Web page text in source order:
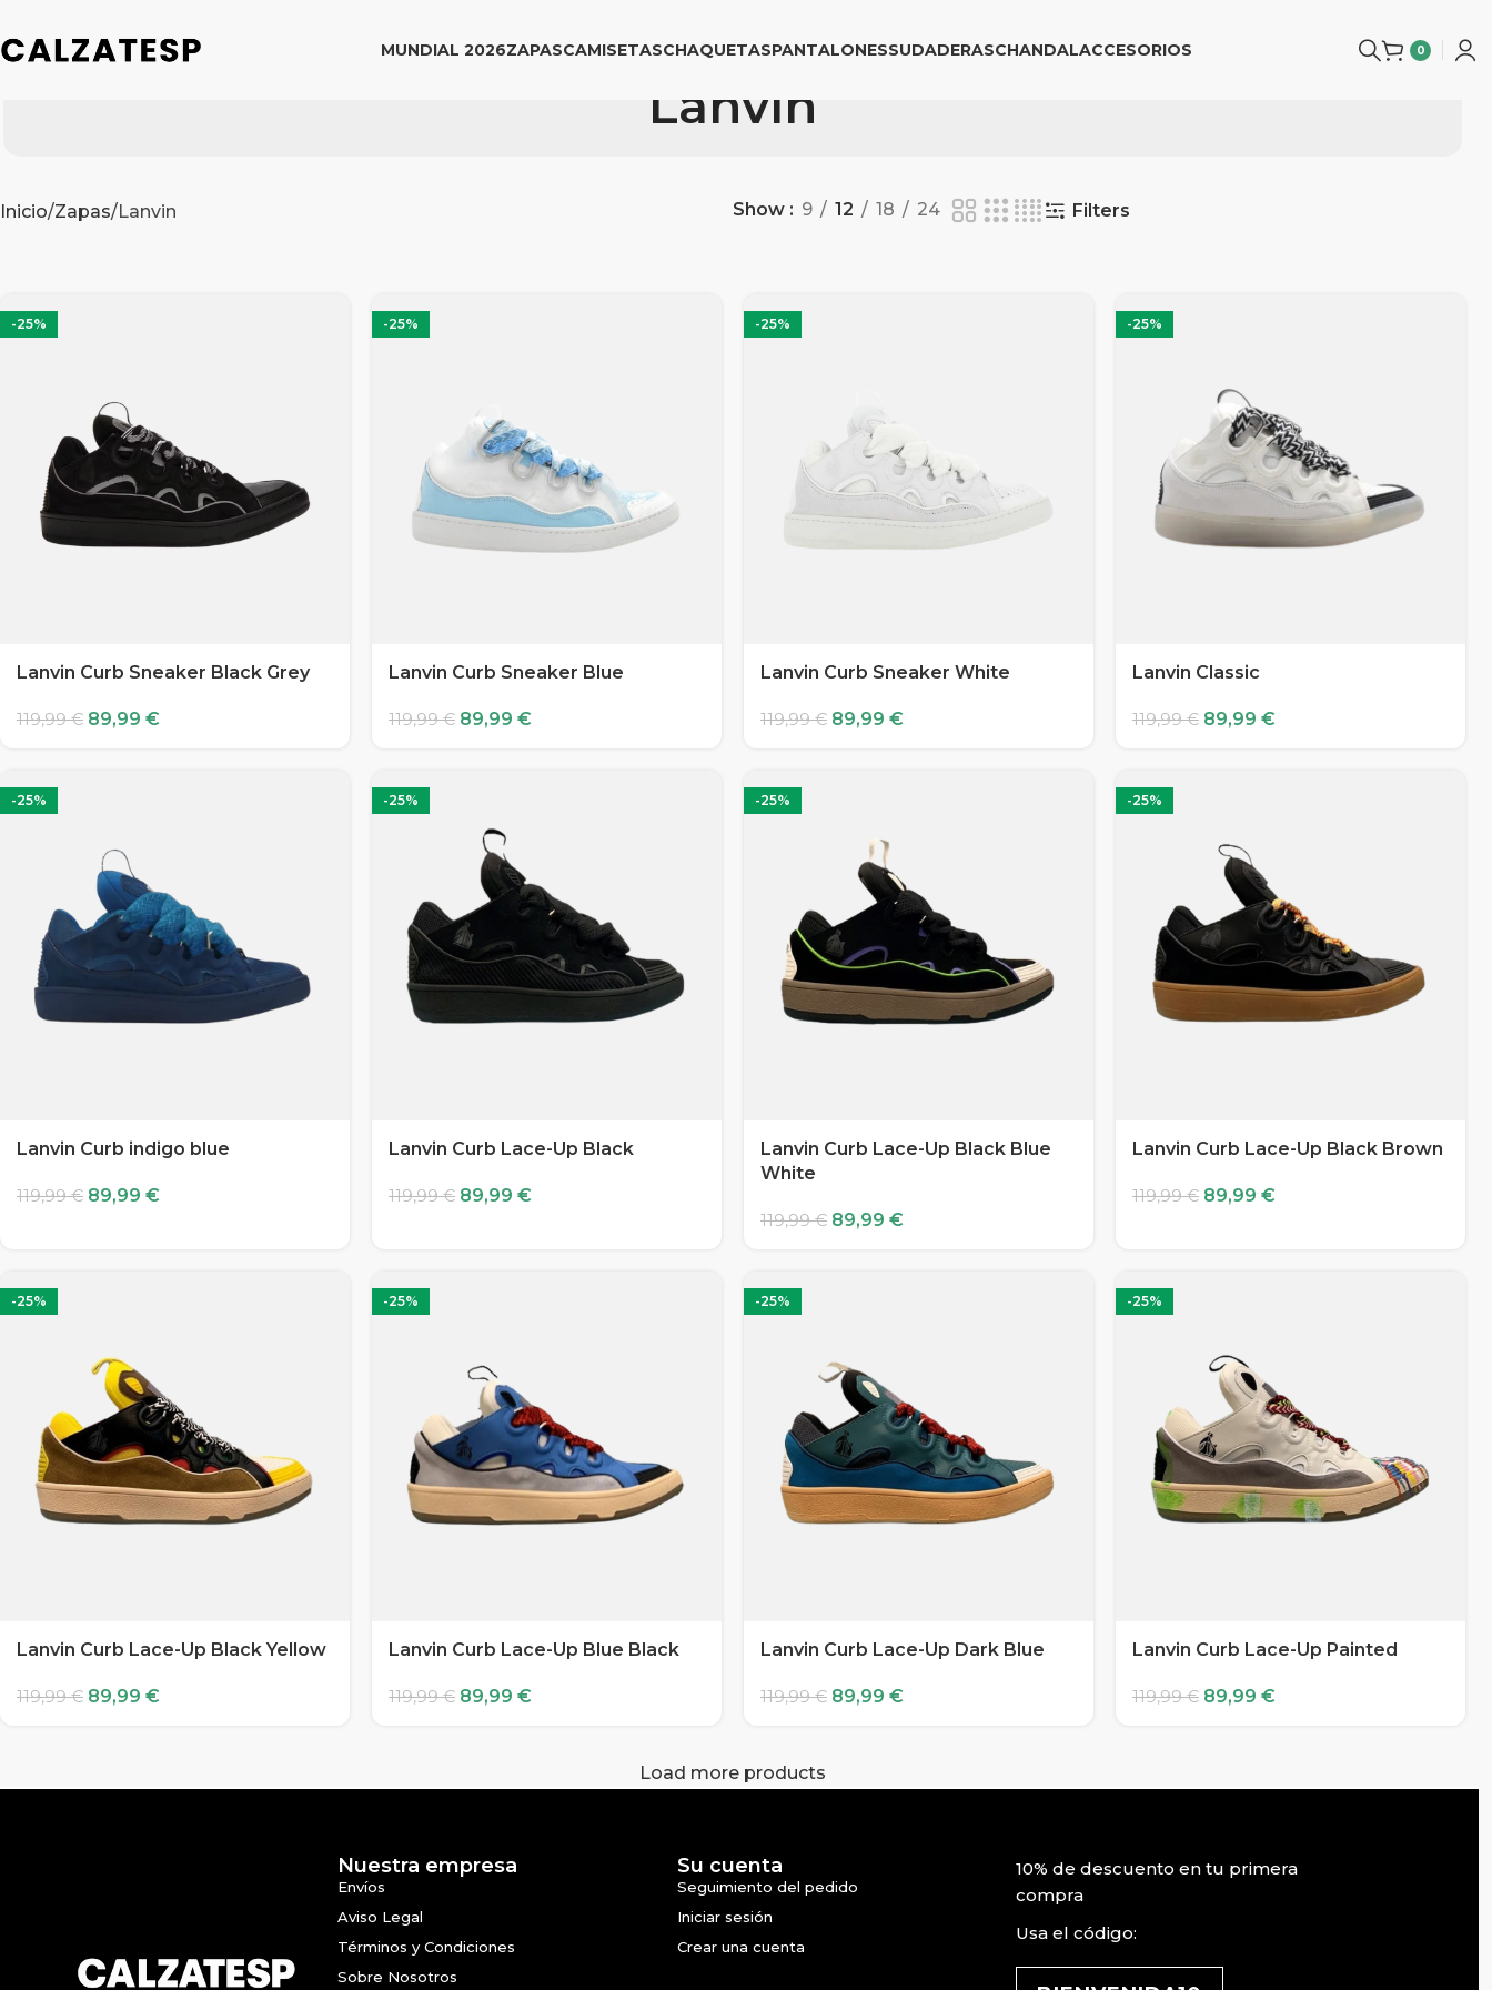
MUNDIAL 2026ZAPASCAMISETASCHAQUETASPANTALONESSUDADERASCHANDALACCESORIOS 0
Lanvin
Inicio Zapas Lanvin Show 9 12 18 24 Filters
-25%
Lanvin Curb Sneaker Black Grey
119,99€ 89,99 €
-25%
Lanvin Curb Sneaker Blue
119,99€ 89,99 €
-25%
Lanvin Curb Sneaker White
119,99€ 89,99 €
-25%
Lanvin Classic
119,99€ 89,99 €
-25%
Lanvin Curb indigo blue
119,99€ 89,99 €
-25%
Lanvin Curb Lace-Up Black
119,99€ 89,99 €
-25%
Lanvin Curb Lace-Up Black Blue
White
119,99€ 89,99 €
-25%
Lanvin Curb Lace-Up Black Brown
119,99€ 89,99 €
-25%
Lanvin Curb Lace-Up Black Yellow
119,99€ 89,99 €
-25%
Lanvin Curb Lace-Up Blue Black
119,99€ 89,99 €
-25%
Lanvin Curb Lace-Up Dark Blue
119,99€ 89,99 €
-25%
Lanvin Curb Lace-Up Painted
119,99€ 89,99 €
Load more products
Nuestra empresa
Envíos
Aviso Legal
Términos y Condiciones
Sobre Nosotros
Su cuenta
Seguimiento del pedido
Iniciar sesión
Crear una cuenta
10% de descuento en tu primera
compra
Usa el código: